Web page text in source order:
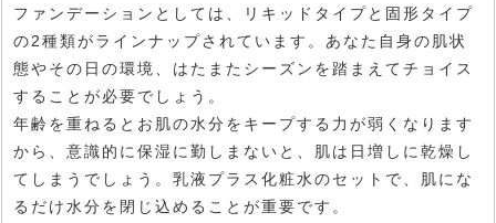
ファンデーションとしては、リキッドタイプと固形タイプ
の2種類がラインナップされています。あなた自身の肌状
態やその日の環境、はたまたシーズンを踏まえてチョイス
することが必要でしょう。
年齢を重ねるとお肌の水分をキープする力が弱くなります
から、意識的に保湿に勤しまないと、肌は日増しに乾燥し
てしまうでしょう。乳液プラス化粧水のセットで、肌にな
るだけ水分を閉じ込めることが重要です。